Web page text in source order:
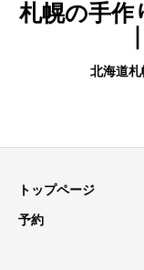
札幌の手作
北海道札
トップページ
予約